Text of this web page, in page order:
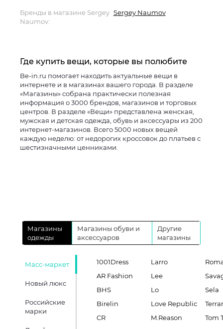
Бренды в магазине Sergey
Naumov:
Sergey Naumov
Где купить вещи, которые вы полюбите
Be-in.ru помогает находить актуальные вещи в
интернете и в магазинах вашего города. В разделе
«Магазины» собрана практически полезная
информация о 3000 брендов, магазинов и торговых
центров. В разделе «Вещи» представлена женская,
мужская и детская одежда, обувь и аксессуары из 200
интернет-магазинов. Всего 5000 новых вещей
каждую неделю: от недорогих кроссовок до платьев с
шестизначными ценниками.
Магазины
одежды
Магазины обуви и
аксессуаров
Другие
магазины
Масс-маркет
Новый люкс
Российские
марки
1001Dress
AR Fashion
BHS
Birelin
CR
Larro
Lee
Lo
Love Republic
M.Reason
Sela
Tom